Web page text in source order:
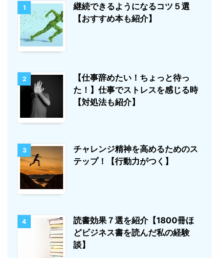
1
継続できるようになるコツ５選
【おすすめ本も紹介】
2
【仕事辞めたい！ちょっと待っ
た！】仕事でストレスを感じる時
【対処法も紹介】
3
チャレンジ精神を高めるためのス
テップ！【行動力がつく】
4
読書効果７選を紹介【1800冊ほ
どビジネス書を読んだ私の経験
談】